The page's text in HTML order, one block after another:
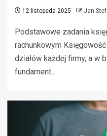
12 listopada 2025 Jan
Podstawowe zadania
rachunkowym
działów każdej firmy, a w
fundament...